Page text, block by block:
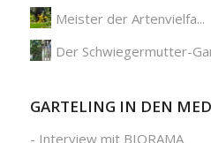
Meister der Artenvielfa...
Der Schwiegermutter-
GARTELING IN DEN
- Interview mit BIORAMA